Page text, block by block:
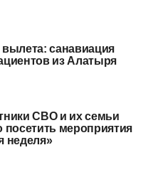
санавиация
из Алатыря
СВО и их семьи
посетить мероприятия
неделя»